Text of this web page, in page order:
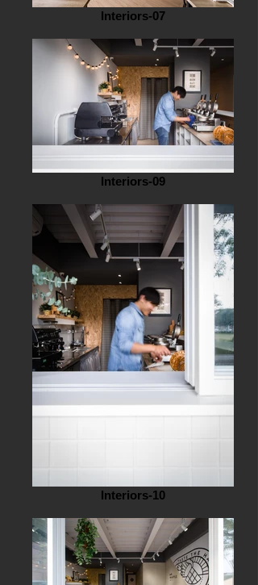
Interiors-07
Interiors-09
Interiors-10